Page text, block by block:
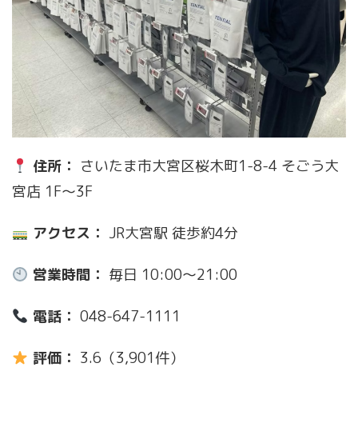
住所： さいたま市大宮区桜木町1-8-4 そごう大
宮店 1F〜3F
アクセス： JR大宮駅 徒歩約4分
営業時間： 毎日 10:00〜21:00
電話： 048-647-1111
評価： 3.6（3,901件）